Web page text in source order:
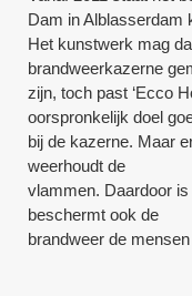
Dam in Alblasserdam
Het kunstwerk mag
brandweerkazerne
zijn, toch past ‘Ecco
oorspronkelijk doel
bij de kazerne. Maar
weerhoudt de
vlammen. Daardoor
beschermt ook de
brandweer de